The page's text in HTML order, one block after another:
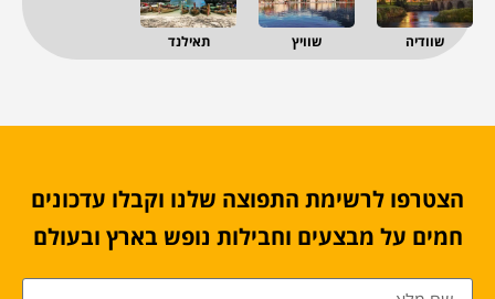
שוודיה שוויץ תאילנד
הצטרפו לרשימת התפוצה שלנו וקבלו עדכונים
חמים על מבצעים וחבילות נופש בארץ ובעולם